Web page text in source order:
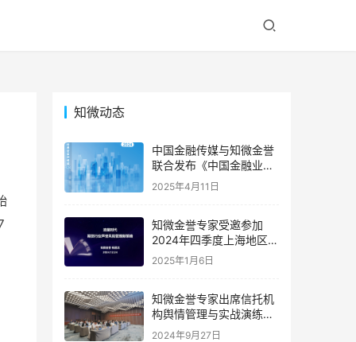
知微动态
中国金融传媒与知微金誉
联合发布《中国金融业声
誉风险典型案例精编
（2024）》，深度解码年
2025年4月11日
知微金誉专家受邀参加
2024年四季度上海地区期
货公司首席风险官联席会
2025年1月6日
知微金誉专家出席信托机
构舆情管理与实战演练高
级研修班 | 专家动态
2024年9月27日